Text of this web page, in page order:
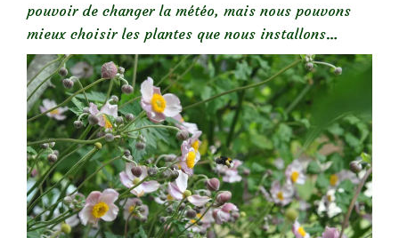
pouvoir de changer la météo, mais nous pouvons
mieux choisir les plantes que nous installons…